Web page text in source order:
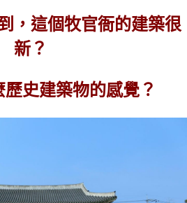
，這個牧官衙的建築很
新？
史建築物的感覺？